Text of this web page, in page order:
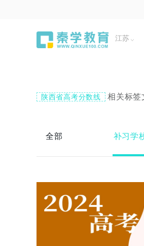
江苏
陕西省高考分数线 相关标签
全部 补习学